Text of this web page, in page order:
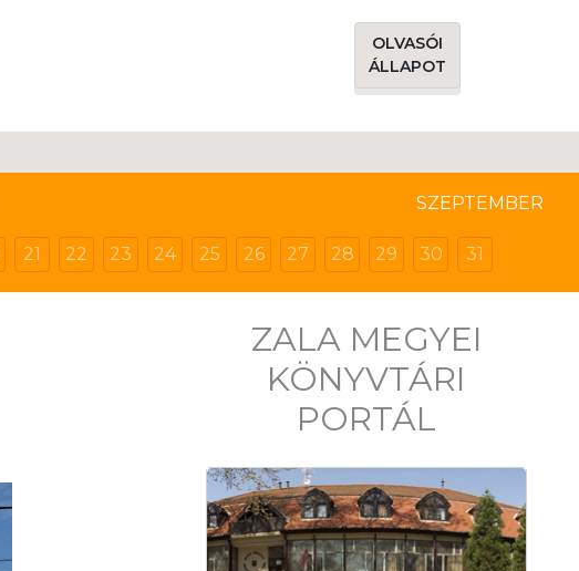
OLVASÓI
ÁLLAPOT
SZEPTEMBER
21 22 23 24 25 26 27 28 29 30 31
ZALA MEGYEI
KÖNYVTÁRI
PORTÁL